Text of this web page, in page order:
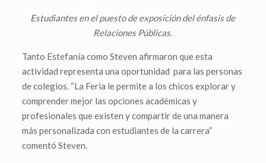
Estudiantes en el puesto de exposición del énfasis de
Relaciones Públicas.
Tanto Estefanía como Steven afirmaron que esta
actividad representa una oportunidad para las personas
de colegios. “La Feria le permite a los chicos explorar y
comprender mejor las opciones académicas y
profesionales que existen y compartir de una manera
más personalizada con estudiantes de la carrera”
comentó Steven.